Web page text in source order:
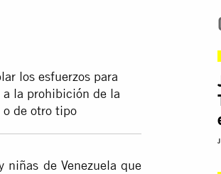
los esfuerzos para
la prohibición de la
de otro tipo
niñas de Venezuela que